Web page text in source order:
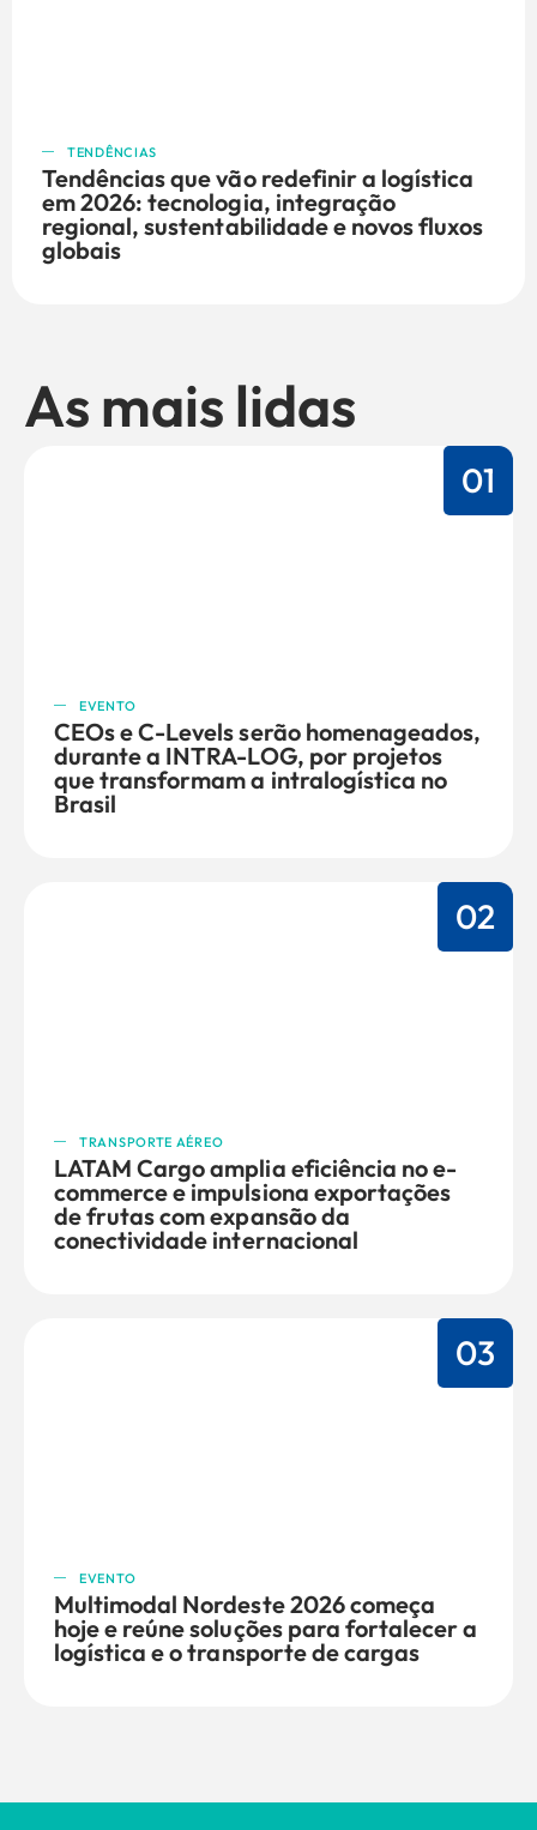
TENDÊNCIAS
Tendências que vão redefinir a logística
em 2026: tecnologia, integração
regional, sustentabilidade e novos fluxos
globais
As mais lidas
01
EVENTO
CEOs e C-Levels serão homenageados,
durante a INTRA-LOG, por projetos
que transformam a intralogística no
Brasil
02
TRANSPORTE AÉREO
LATAM Cargo amplia eficiência no e-
commerce e impulsiona exportações
de frutas com expansão da
conectividade internacional
03
EVENTO
Multimodal Nordeste 2026 começa
hoje e reúne soluções para fortalecer a
logística e o transporte de cargas